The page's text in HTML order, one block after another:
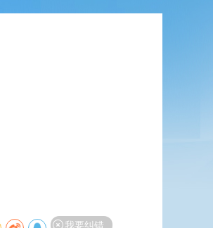
我要纠错